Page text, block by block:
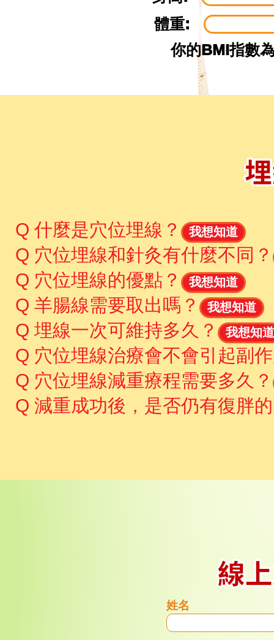
體重:
你的BMI指數
Q 什麼是穴位埋線？ 我想知道
Q 穴位埋線和針灸有什麼不同？
Q 穴位埋線的優點？
我想知道
Q 羊腸線需要取出嗎？ 我想知道
Q 埋線一次可維持多久？ 我想知道
Q 穴位埋線治療會不會引起副
Q 穴位埋線減重療程需要多久？
Q 減重成功後，是否仍有復胖
姓名